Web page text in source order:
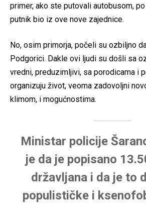
primer, ako ste putovali autobusom,
putnik bio iz ove nove zajednice.
No, osim primorja, počeli su ozbiljno
Podgorici. Dakle ovi ljudi su došli sa
vredni, preduzimljivi, sa porodicama i
organizuju život, veoma zadovoljni
klimom, i mogućnostima.
Ministar policije
je da je popisano
državljana i da je to
populističke i